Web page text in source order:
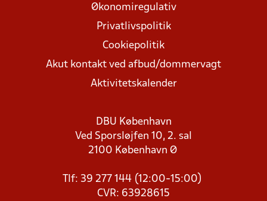
Økonomiregulativ
Privatlivspolitik
Cookiepolitik
Akut kontakt ved afbud/dommervagt
Aktivitetskalender
DBU København
Ved Sporsløjfen 10, 2. sal
2100 København Ø
Tlf: 39 277 144 (12:00-15:00)
CVR: 63928615